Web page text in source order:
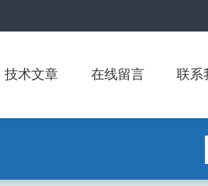
技术文章 在线留言 联系